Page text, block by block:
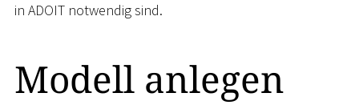
in ADOIT notwendig sind.
Modell anlegen